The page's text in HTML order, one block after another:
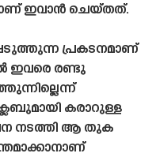
ഇവാൻ ചെയ്‌തത്‌.
പ്രകടനമാണ്
ഇവരെ രണ്ടു
കരാറുള്ള
നടത്തി ആ തുക